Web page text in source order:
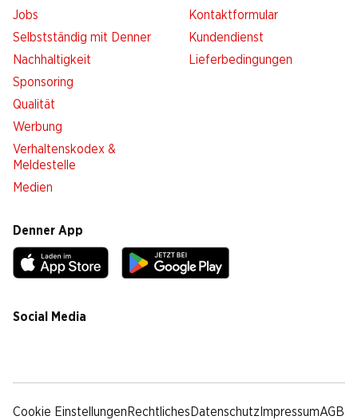
Jobs
Selbstständig mit Denner
Nachhaltigkeit
Sponsoring
Qualität
Werbung
Verhaltenskodex &
Meldestelle
Medien
Kontaktformular
Kundendienst
Lieferbedingungen
Denner App
Social Media
Cookie Einstellungen Rechtliches Datenschutz ImpressumAGB